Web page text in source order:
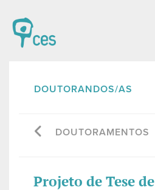
DOUTORANDOS/AS
DOUTORAMENTOS
Projeto de Tese de